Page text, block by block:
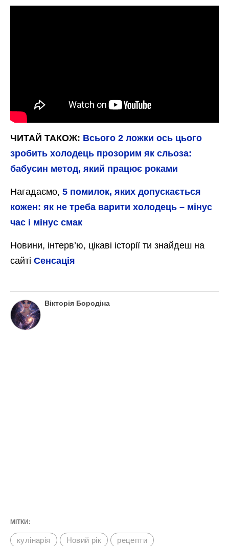
ЧИТАЙ ТАКОЖ: Всього 2 ложки ось цього
зробить холодець прозорим як сльоза:
бабусин метод, який працює роками
Нагадаємо, 5 помилок, яких допускається
кожен: як не треба варити холодець – мінус
час і мінус смак
Новини, інтерв’ю, цікаві історії ти знайдеш на
сайті Сенсація
Вікторія Бородіна
МІТКИ:
кулінарія Новий рік рецепти